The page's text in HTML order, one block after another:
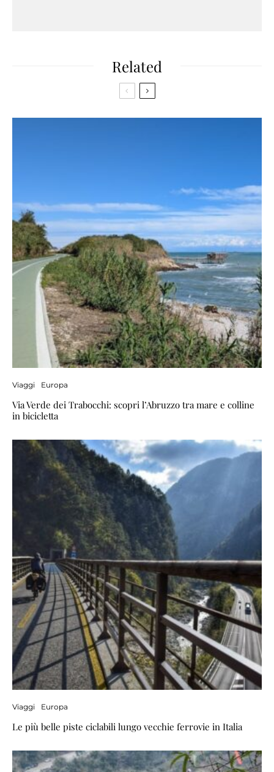
Related
Viaggi Europa
Via Verde dei Trabocchi: scopri l’Abruzzo tra mare e colline
in bicicletta
Viaggi Europa
Le più belle piste ciclabili lungo vecchie ferrovie in Italia